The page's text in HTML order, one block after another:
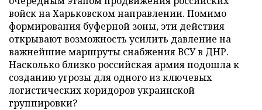
войск на Харьковском направлении. Помимо
формирования буферной зоны, эти действия
открывают возможность усилить давление на
важнейшие маршруты снабжения ВСУ в ДНР.
Насколько близко российская армия подошла к
созданию угрозы для одного из ключевых
логистических коридоров украинской
группировки?